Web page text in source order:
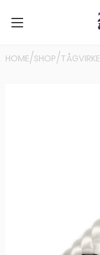
HOME/SHOP/TÅGVIRKE